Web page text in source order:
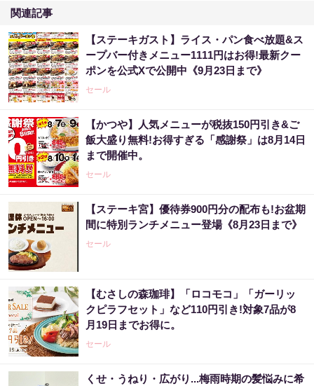
関連記事
【ステーキガスト】ライス・パン食べ放題&ス
ープバー付きメニュー1111円はお得!最新クー
ポンを公式Xで公開中《9月23日まで》
セール
【かつや】人気メニューが税抜150円引き&ご
飯大盛り無料!お得すぎる「感謝祭」は8月14日
まで開催中。
セール
【ステーキ宮】優待券900円分の配布も!お盆期
間に特別ランチメニュー登場《8月23日まで》
セール
【むさしの森珈琲】「ロコモコ」「ガーリッ
クピラフセット」など110円引き!対象7品が8
月19日までお得に。
セール
くせ・うねり・広がり...梅雨時期の髪悩みに希